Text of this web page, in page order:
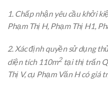
1. Chấp nhận yêu cầu khởi
Phạm Thị H, Phạm Thị H1,
2. Xác định quyền sử dụng
diện tích 110m2 tại thị trấn Q
Thị V, cụ Phạm Văn H có giá